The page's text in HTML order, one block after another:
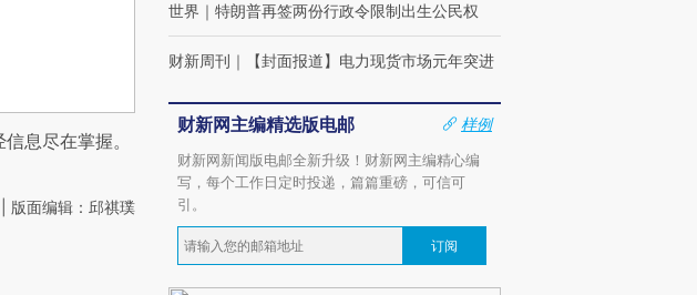
息尽在掌握。
版面编辑：邱祺璞
世界 ｜ 特朗普再签两份行政令限制出生公民权
财新周刊 ｜ 【封面报道】电力现货市场元年突进
财新网主编精选版电邮
样例
财新网新闻版电邮全新升级！财新网主编精心编
写，每个工作日定时投递，篇篇重磅，可信可
引。
订阅